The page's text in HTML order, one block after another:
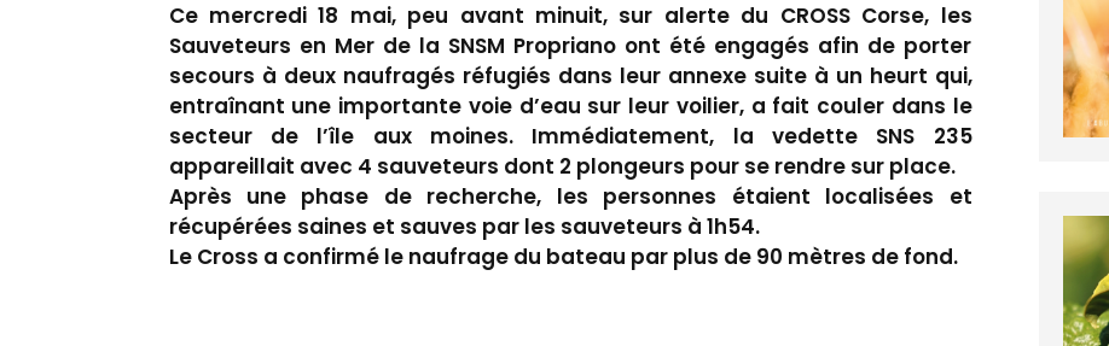
Ce mercredi 18 mai, peu avant minuit, sur alerte du CROSS Corse, les
Sauveteurs en Mer de la SNSM Propriano ont été engagés afin de porter
secours à deux naufragés réfugiés dans leur annexe suite à un heurt qui,
entraînant une importante voie d’eau sur leur voilier, a fait couler dans le
secteur de l’île aux moines. Immédiatement, la vedette SNS 235
appareillait avec 4 sauveteurs dont 2 plongeurs pour se rendre sur place.
Après une phase de recherche, les personnes étaient localisées et
récupérées saines et sauves par les sauveteurs à 1h54.
Le Cross a confirmé le naufrage du bateau par plus de 90 mètres de fond.